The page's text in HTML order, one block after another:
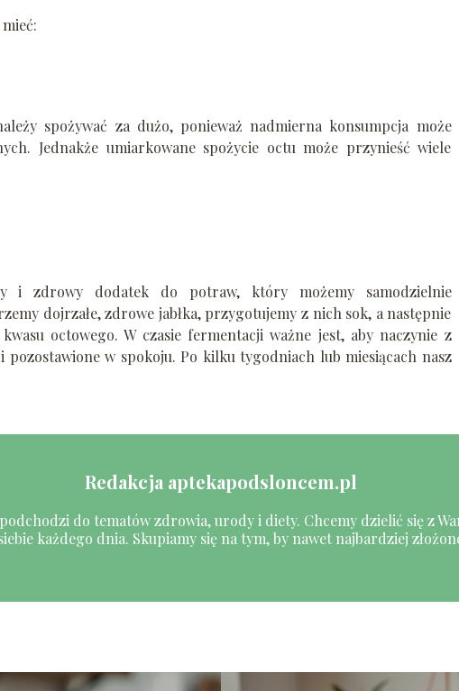
spożywać za dużo, ponieważ nadmierna konsumpcja może
Jednakże umiarkowane spożycie octu może przynieść wiele
i zdrowy dodatek do potraw, który możemy samodzielnie
dojrzałe, zdrowe jabłka, przygotujemy z nich sok, a następnie
octowego. W czasie fermentacji ważne jest, aby naczynie z
pozostawione w spokoju. Po kilku tygodniach lub miesiącach nasz
Redakcja aptekapodsloncem.pl
do tematów zdrowia, urody i diety. Chcemy dzielić się z
każdego dnia. Skupiamy się na tym, by nawet najbardziej